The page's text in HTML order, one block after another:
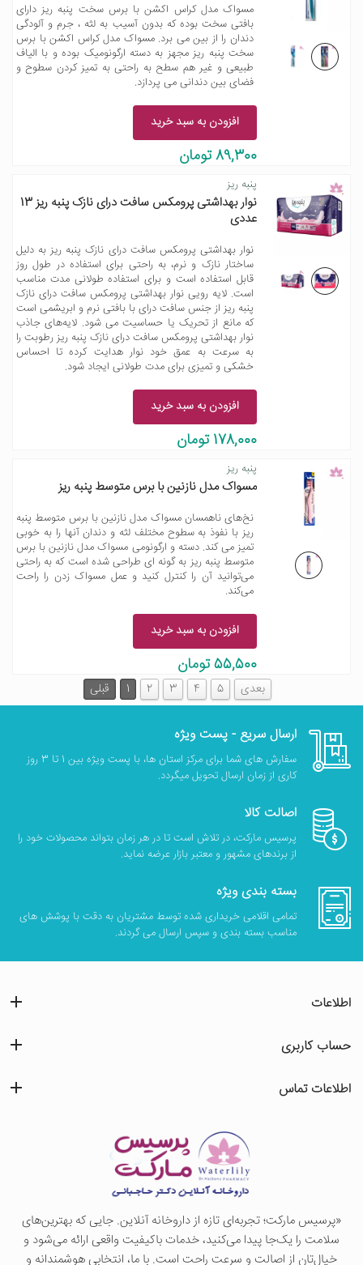
مسواک مدل کراس اکشن با برس سخت پنبه ریز دارای
بافتی سخت بوده که بدون آسیب به لثه ، جرم و آلودگی
دندان را از بین می برد. مسواک مدل کراس اکشن با برس
سخت پنبه ریز مجهز به دسته ارگونومیک بوده و با الیاف
طبیعی و غیر هم سطح به راحتی به تمیز کردن سطوح و
فضای بین دندانی می پردازد.
افزودن به سبد خرید
89,300 تومان
پنبه ریز
نوار بهداشتی پرومکس سافت درای نازک پنبه ریز 13
عددی
نوار بهداشتی پرومکس سافت درای نازک پنبه ریز به دلیل
ساختار نازک و نرم، به راحتی برای استفاده در طول روز
قابل استفاده است و برای استفاده طولانی مدت مناسب
است. لایه رویی نوار بهداشتی پرومکس سافت درای نازک
پنبه ریز از جنس سافت‌ درای با بافتی نرم و ابریشمی است
که مانع از تحریک یا حساسیت می شود. لایه‌های جاذب
نوار بهداشتی پرومکس سافت درای نازک پنبه ریز رطوبت را
به سرعت به عمق خود نوار هدایت کرده تا احساس
خشکی و تمیزی برای مدت طولانی ایجاد شود.
افزودن به سبد خرید
178,000 تومان
پنبه ریز
مسواک مدل نازنین با برس متوسط پنبه ریز
نخ‌های ناهمسان مسواک مدل نازنین با برس متوسط پنبه
ریز با نفوذ به سطوح مختلف لثه و دندان آنها را به خوبی
تمیز می کند. دسته و ارگونومی مسواک مدل نازنین با برس
متوسط پنبه ریز به گونه ای طراحی شده است که به راحتی
می‌توانید آن را کنترل کنید و عمل مسواک زدن را راحت
می‌کند.
افزودن به سبد خرید
55,500 تومان
قبلی 1 2 3 4 5 بعدی
ارسال سریع - پست ویژه
سفارش های شما برای مرکز استان ها، با پست ویژه بین 1 تا 3 روز
کاری از زمان ارسال تحویل میگردد.
اصالت کالا
پرسیس مارکت، در تلاش است تا در هر زمان بتواند محصولات خود را
از برندهای مشهور و معتبر بازار عرضه نماید.
بسته بندی ویژه
تمامی اقلامی خریداری شده توسط مشتریان به دقت با پوشش های
مناسب بسته بندی و سپس ارسال می گردند.
«پرسيس ماركت؛ تجربه‌ای تازه از داروخانه آنلاین. جایی که بهترین‌های
سلامت را یک‌جا پیدا می‌کنید، خدمات باکیفیت واقعی ارائه می‌شود و
خیال‌تان از اصالت و سرعت راحت است. با ما، انتخابی هوشمندانه و
اطلاعات
حساب کاربری
اطلاعات تماس